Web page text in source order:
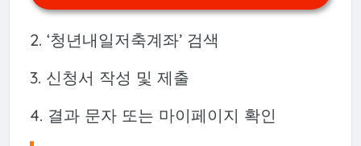
2. ‘청년내일저축계좌’ 검색
3. 신청서 작성 및 제출
4. 결과 문자 또는 마이페이지 확인